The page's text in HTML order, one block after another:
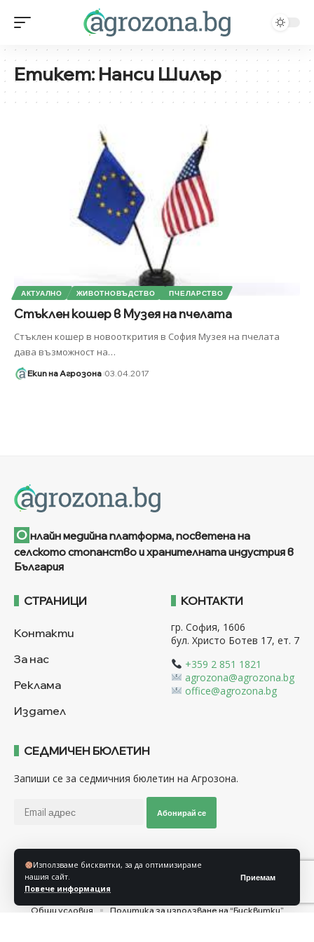
Използваме бисквитки, за да оптимизираме
нашия сайт.
Повече информация
Приемам
Етикет:Нанси Шилър
АКТУАЛНО ЖИВОТНОВЪДСТВО ПЧЕЛАРСТВО
Стъклен кошер в Музея на пчелата
Стъклен кошер в новооткрития в София Музея на пчелата
дава възможност на…
Екип на Агрозона 03.04.2017
О нлайн медийна платформа, посветена на
селското стопанство и хранителната индустрия в
България
СТРАНИЦИ
Контакти
За нас
Реклама
Издател
КОНТАКТИ
гр. София, 1606
бул. Христо Ботев 17, ет. 7
+359 2 851 1821
agrozona@agrozona.bg
office@agrozona.bg
СЕДМИЧЕН БЮЛЕТИН
Запиши се за седмичния бюлетин на Агрозона.
Абонирай се
Последвайте ни
Общи условия
Политика за използване на “Бисквитки”